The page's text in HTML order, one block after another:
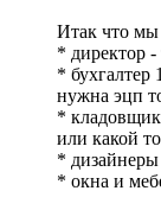
Итак что
* директор
* бухгалтер
нужна эцп
*
или какой
*
* окна и